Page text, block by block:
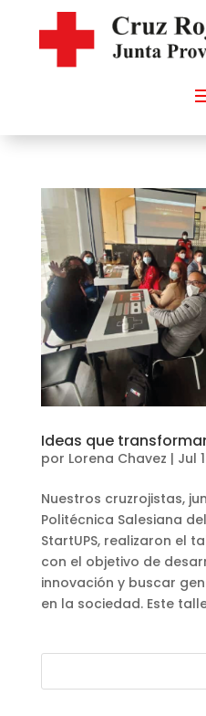
Ideas que
por Lorena Chavez | Jul
Nuestros cruzrojistas,
Politécnica Salesiana
StartUPS, realizaron el
con el objetivo de
innovación y buscar
en la sociedad. Este